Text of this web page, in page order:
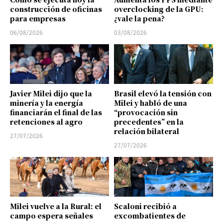
construcción de oficinas
para empresas
06/08/2026
overclocking de la GPU:
¿vale la pena?
03/08/2026
Javier Milei dijo que la
minería y la energía
financiarán el final de las
retenciones al agro
27/07/2026
Brasil elevó la tensión con
Milei y habló de una
“provocación sin
precedentes” en la
relación bilateral
27/07/2026
Milei vuelve a la Rural: el
campo espera señales
Scaloni recibió a
excombatientes de